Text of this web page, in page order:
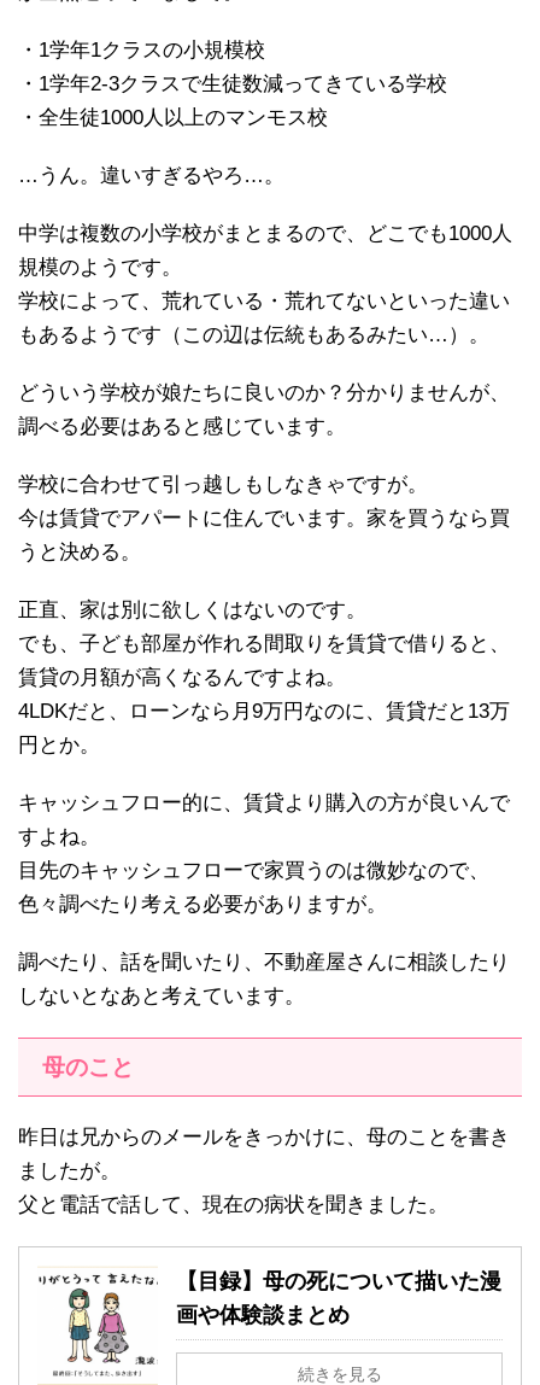
・1学年1クラスの小規模校
・1学年2-3クラスで生徒数減ってきている学校
・全生徒1000人以上のマンモス校
…うん。違いすぎるやろ…。
中学は複数の小学校がまとまるので、どこでも1000人
規模のようです。
学校によって、荒れている・荒れてないといった違い
もあるようです（この辺は伝統もあるみたい…）。
どういう学校が娘たちに良いのか？分かりませんが、
調べる必要はあると感じています。
学校に合わせて引っ越しもしなきゃですが。
今は賃貸でアパートに住んでいます。家を買うなら買
うと決める。
正直、家は別に欲しくはないのです。
でも、子ども部屋が作れる間取りを賃貸で借りると、
賃貸の月額が高くなるんですよね。
4LDKだと、ローンなら月9万円なのに、賃貸だと13万
円とか。
キャッシュフロー的に、賃貸より購入の方が良いんで
すよね。
目先のキャッシュフローで家買うのは微妙なので、
色々調べたり考える必要がありますが。
調べたり、話を聞いたり、不動産屋さんに相談したり
しないとなあと考えています。
母のこと
昨日は兄からのメールをきっかけに、母のことを書き
ましたが。
父と電話で話して、現在の病状を聞きました。
【目録】母の死について描いた漫
画や体験談まとめ
続きを見る